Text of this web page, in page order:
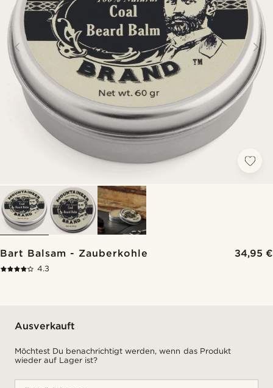
Bart Balsam - Zauberkohle 34,95 €
4.3
Ausverkauft
Möchtest Du benachrichtigt werden, wenn das Produkt
wieder auf Lager ist?